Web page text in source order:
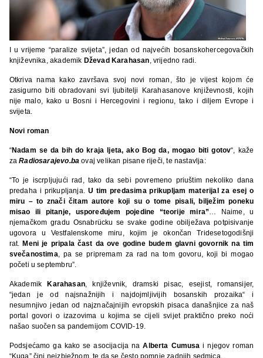
I u vrijeme “paralize svijeta”, jedan od najvećih bosanskohercegovačkih
književnika, akademik Dževad Karahasan , vrijedno radi.
Otkriva nama kako završava svoj novi roman, što je vijest kojom će
zasigurno biti obradovani svi ljubitelji Karahasanove književnosti, kojih
nije malo, kako u Bosni i Hercegovini i regionu, tako i diljem Evrope i
svijeta.
Novi roman
“Nadam se da bih do kraja ljeta, ako Bog da, mogao biti gotov“, kaže
zaRadiosarajevo.ba ovaj velikan pisane riječi, te nastavlja:
“To je iscrpljujući rad, tako da sebi povremeno priuštim nekoliko dana
predaha i prikupljanja. U tim predasima prikupljam materijal za esej o
miru – to znači čitam autore koji su o tome pisali, bilježim poneku
misao ili pitanje, uspoređujem pojedine “teorije mira” … Naime, u
njemačkom gradu Osnabrücku se svake godine obilježava potpisivanje
ugovora u Vestfalenskome miru, kojim je okončan Tridesetogodišnji
rat.Meni je pripala čast da ove godine budem glavni govornik na tim
svečanostima , pa se pripremam za rad na tom govoru, koji bi mogao
početi u septembru”.
AkademikKarahasan , književnik, dramski pisac, esejist, romansijer,
“jedan je od najsnažnijih i najdojmljivijih bosanskih prozaika“ i
nesumnjivo jedan od najznačajnijih evropskih pisaca današnjice za naš
portal govori o izazovima u kojima se cijeli svijet praktično preko noći
našao suočen sa pandemijom COVID-19.
Podsjećamo ga kako se asocijacija naAlberta Cumusa i njegov roman
“Kuga” čini neizbježnom, te da se često pomnje zadnjih sedmica.